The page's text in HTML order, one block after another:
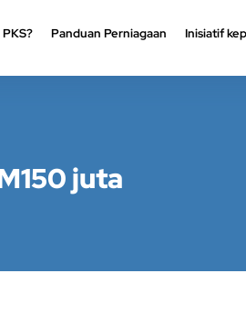
Panduan Perniagaan Inisiatif
juta